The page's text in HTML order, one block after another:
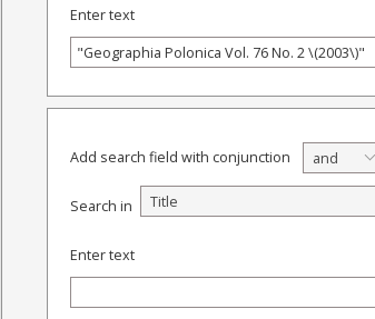
Enter text
Add search field with conjunction and
Search in Title
Enter text